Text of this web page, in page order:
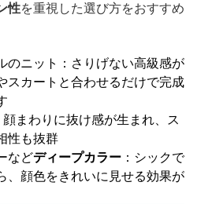
性を重視した選び方をおすすめ
のニット：さりげない高級感が
スカートと合わせるだけで完成
まわりに抜け感が生まれ、ス
性も抜群
などディープカラー ：シックで
、顔色をきれいに見せる効果が